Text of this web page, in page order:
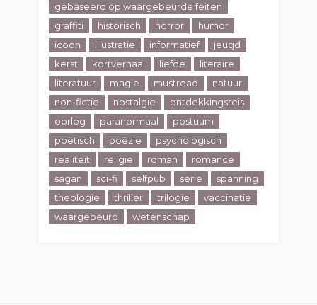
gebaseerd op waargebeurde feiten
graffiti
historisch horror
humor
icoon
illustratie informatief
jeugd
kerst
kortverhaal liefde
literaire
literatuur
magie mustread
natuur
non-fictie
nostalgie
ontdekkingsreis
oorlog
paranormaal
postuum
poëtisch
poëzie
psychologisch
realiteit
religie roman
romance
sagan
sci-fi selfpub serie
spanning
theologie
thriller trilogie
vaccinatie
waargebeurd
wetenschap